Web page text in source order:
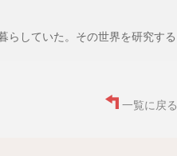
らしていた。その世界を研究する
一覧に戻る